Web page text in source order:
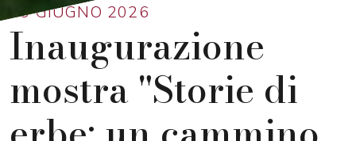
13 GIUGNO 2026
Inaugurazione
mostra "Storie di